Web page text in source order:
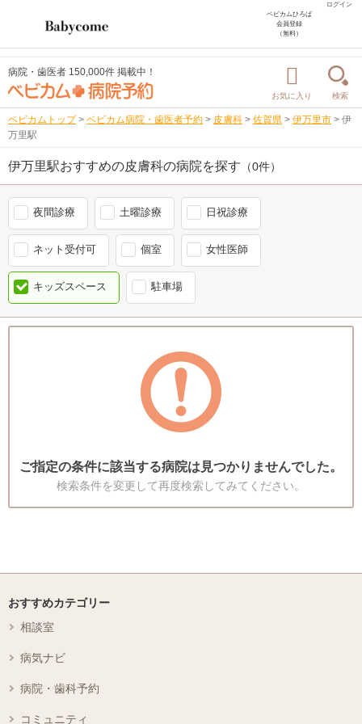
ログイン
ベビカムひろば
会員登録
（無料）
病院・歯医者 150,000件 掲載中！
お気に入り 検索
ベビカムトップ > ベビカム病院・歯医者予約 > 皮膚科 > 佐賀県 > 伊万里市 > 伊
万里駅
伊万里駅おすすめの皮膚科の病院を探す （0件）
夜間診療 土曜診療 日祝診療
ネット受付可 個室 女性医師
キッズスペース 駐車場
ご指定の条件に該当する病院は見つかりませんでした。
検索条件を変更して再度検索してみてください。
おすすめカテゴリー
相談室
病気ナビ
病院・歯科予約
コミュニティ